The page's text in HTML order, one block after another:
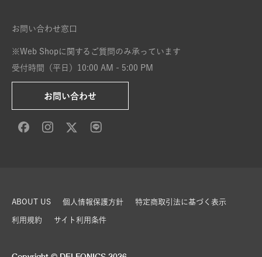
お問い合わせ窓口
※Web Shopに関するご質問のみ承っています
受付時間（平日）10:00 AM - 5:00 PM
お問い合わせ
ABOUT US 個人情報保護方針 特定商取引法に基づく表示
利用規約 サイト利用条件